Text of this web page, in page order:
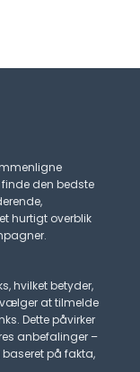
den bedste
hurtigt overblik
hvilket betyder,
at tilmelde
Dette påvirker
anbefalinger –
på fakta,